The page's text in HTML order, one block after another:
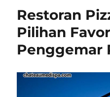
Restoran
Pilihan
Penggemar